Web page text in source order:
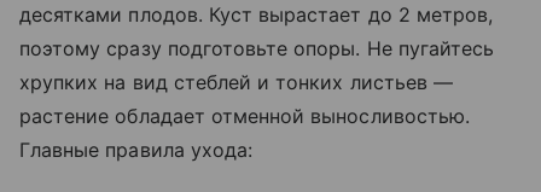
десятками плодов. Куст вырастает до 2 метров,
поэтому сразу подготовьте опоры. Не пугайтесь
хрупких на вид стеблей и тонких листьев —
растение обладает отменной выносливостью.
Главные правила ухода: